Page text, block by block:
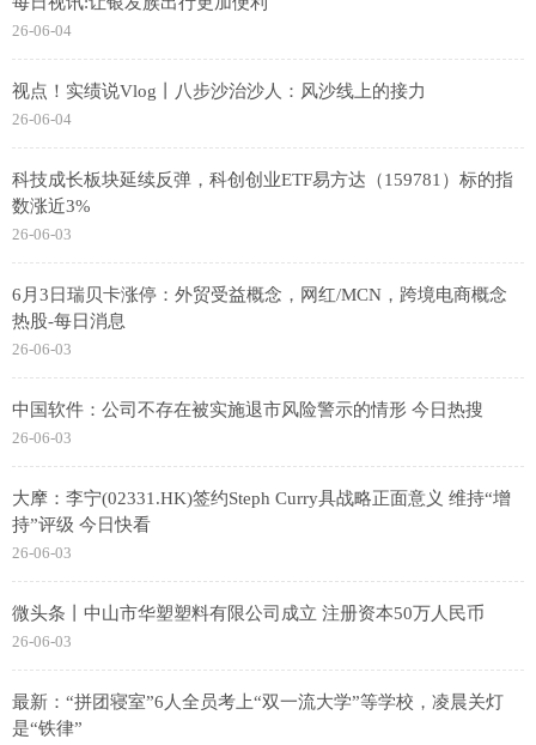
26-06-04
视点！实绩说Vlog丨八步沙治沙人：风沙线上的接力
26-06-04
科技成长板块延续反弹，科创创业ETF易方达（159781）标的指
数涨近3%
26-06-03
6月3日瑞贝卡涨停：外贸受益概念，网红/MCN，跨境电商概念
热股-每日消息
26-06-03
中国软件：公司不存在被实施退市风险警示的情形 今日热搜
26-06-03
大摩：李宁(02331.HK)签约Steph Curry具战略正面意义 维持“增
持”评级 今日快看
26-06-03
微头条丨中山市华塑塑料有限公司成立 注册资本50万人民币
26-06-03
最新：“拼团寝室”6人全员考上“双一流大学”等学校，凌晨关灯
是“铁律”